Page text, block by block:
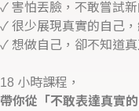
✓ 害怕丟臉，不敢嘗試
✓ 很少展現真實的自己
✓ 想做自己，卻不知道
18 小時課程，
帶你從「不敢表達真實